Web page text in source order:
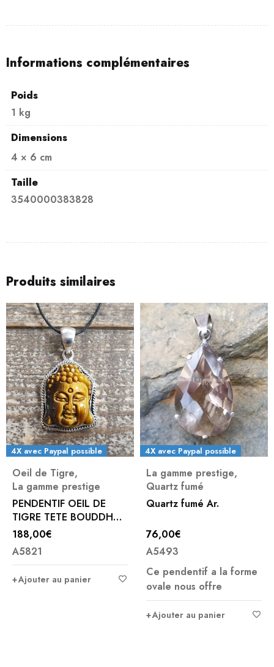
Informations complémentaires
Poids
1 kg
Dimensions
4 × 6 cm
Taille
3540000383828
Produits similaires
4X avec Paypal possible
Oeil de Tigre,
La gamme prestige
PENDENTIF OEIL DE
TIGRE TETE BOUDDHA
188,00€
A5821
Ajouter au panier
4X avec Paypal possible
La gamme prestige,
Quartz fumé
Quartz fumé Ar.
76,00€
A5493
Ce pendentif a la forme
ovale nous offre
Ajouter au panier